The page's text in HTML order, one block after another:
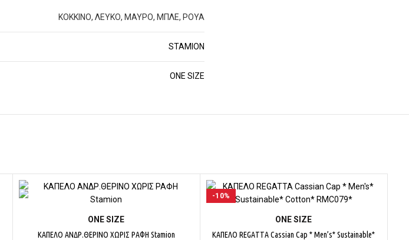
ΚΟΚΚΙΝΟ, ΛΕΥΚΟ, ΜΑΥΡΟ, ΜΠΛΕ, ΡΟΥΑ
STAMION
ΟΝΕ SΙΖΕ
ΕΠΙΛΟΓΉ
ΟΝΕ SΙΖΕ
ΚΑΠΕΛΟ ΑΝΔΡ.ΘΕΡΙΝΟ ΧΩΡΙΣ ΡΑΦΗ Stamion
-10%
ΕΠΙΛΟΓΉ
ΟΝΕ SΙΖΕ
ΚΑΠΕΛΟ REGATTA Cassian Cap * Men’s* Sustainable*